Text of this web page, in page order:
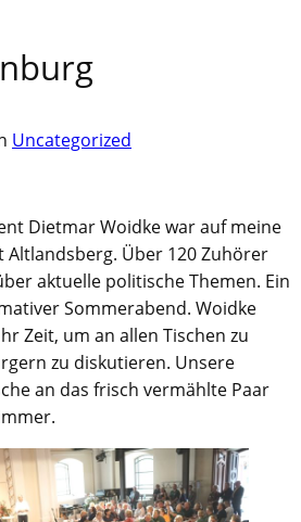
Uncategorized
Dietmar Woidke war auf meine
Altlandsberg. Über 120 Zuhörer
aktuelle politische Themen. Ein
Sommerabend. Woidke
Zeit, um an allen Tischen zu
zu diskutieren. Unsere
an das frisch vermählte Paar